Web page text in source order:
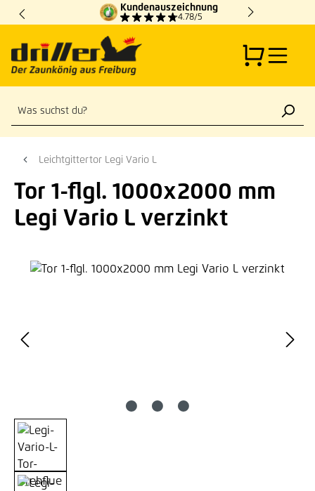
Zum Hauptinhalt springen
Kundenauszeichnung
4.78/5
Leichtgittertor Legi Vario L
Tor 1-flgl. 1000x2000 mm
Legi Vario L verzinkt
Bildergalerie überspringen